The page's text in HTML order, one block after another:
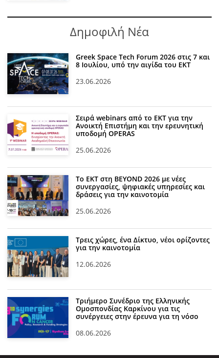
Δημοφιλή Νέα
Greek Space Tech Forum 2026 στις 7 και
8 Ιουλίου, υπό την αιγίδα του ΕΚΤ
23.06.2026
Σειρά webinars από το ΕΚΤ για την
Ανοικτή Επιστήμη και την ερευνητική
υποδομή OPERAS
25.06.2026
Το ΕΚΤ στη BEYOND 2026 με νέες
συνεργασίες, ψηφιακές υπηρεσίες και
δράσεις για την καινοτομία
25.06.2026
Τρεις χώρες, ένα Δίκτυο, νέοι ορίζοντες
για την καινοτομία
12.06.2026
Τριήμερο Συνέδριο της Ελληνικής
Ομοσπονδίας Καρκίνου για τις
συνέργειες στην έρευνα για τη νόσο
08.06.2026